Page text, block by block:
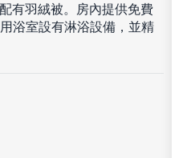
有羽絨被。房內提供免費
浴室設有淋浴設備，並精